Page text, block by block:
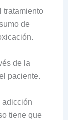
tratamiento
de
de la
paciente.
adicción
tiene que